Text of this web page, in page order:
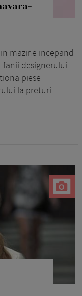
mazine incepand
fanii designerului
piese
la preturi